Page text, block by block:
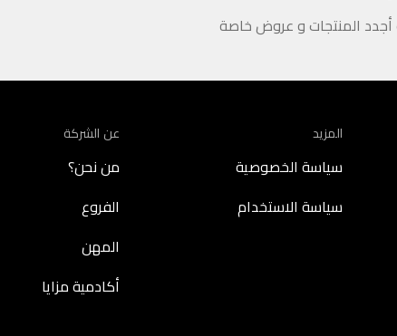
أجدد المنتجات و عروض خاصة
المزيد
سياسة الخصوصية
سياسة الاستخدام
عن الشركة
من نحن؟
الفروع
المهن
أكادمية مزايا